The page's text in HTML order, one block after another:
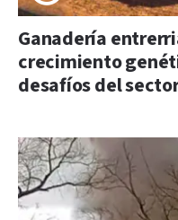
Ganadería
crecimiento
desafíos del